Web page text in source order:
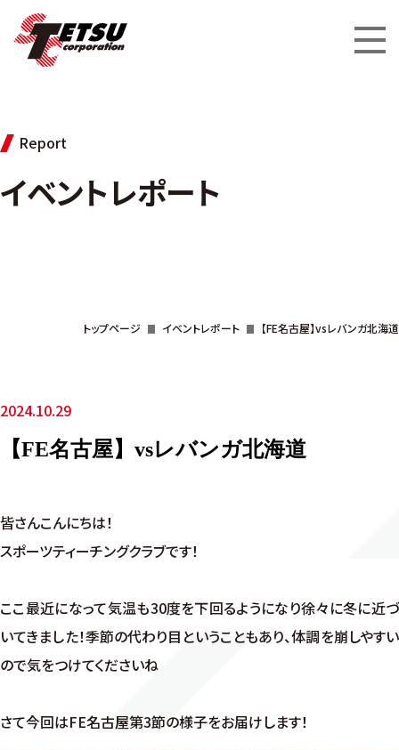
Report
イベントレポート
トップページ イベントレポート 【FE名古屋】vsレバンガ北海道
2024.10.29
【FE名古屋】vsレバンガ北海道
皆さんこんにちは！
スポーツティーチングクラブです！
ここ最近になって気温も30度を下回るようになり徐々に冬に近づ
いてきました！季節の代わり目ということもあり、体調を崩しやすい
ので気をつけてくださいね
さて今回はFE名古屋第3節の様子をお届けします！